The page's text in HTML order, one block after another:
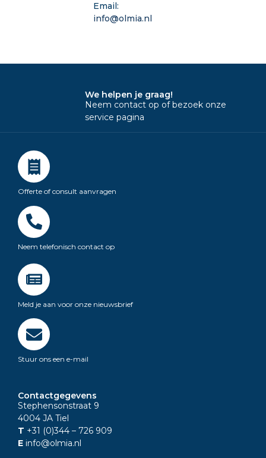
Email:
info@olmia.nl
We helpen je graag!
Neem contact op of bezoek onze
service pagina
Offerte of consult aanvragen
Neem telefonisch contact op
Meld je aan voor onze nieuwsbrief
Stuur ons een e-mail
Contactgegevens
Stephensonstraat 9
4004 JA Tiel
T +31 (0)344 – 726 909
E info@olmia.nl